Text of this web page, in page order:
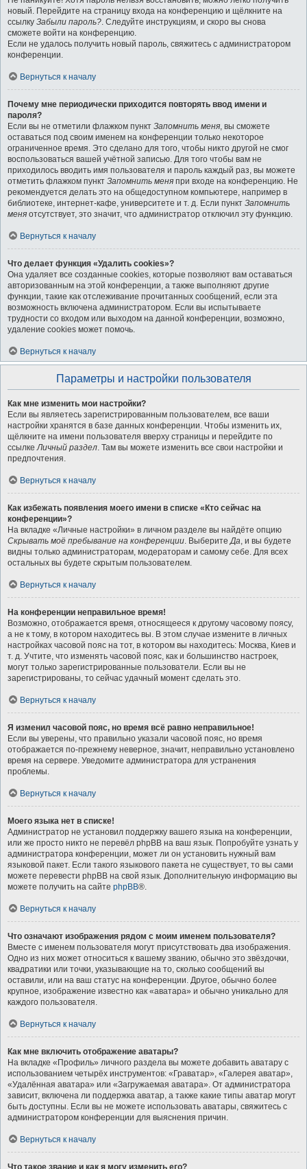
новый. Перейдите на страницу входа на конференцию и щёлкните на
ссылку Забыли пароль?. Следуйте инструкциям, и скоро вы снова
сможете войти на конференцию.
Если не удалось получить новый пароль, свяжитесь с администратором
конференции.
Вернуться к началу
Почему мне периодически приходится повторять ввод имени и
пароля?
Если вы не отметили флажком пункт Запомнить меня, вы сможете
оставаться под своим именем на конференции только некоторое
ограниченное время. Это сделано для того, чтобы никто другой не смог
воспользоваться вашей учётной записью. Для того чтобы вам не
приходилось вводить имя пользователя и пароль каждый раз, вы можете
отметить флажком пункт Запомнить меня при входе на конференцию. Не
рекомендуется делать это на общедоступном компьютере, например в
библиотеке, интернет-кафе, университете и т. д. Если пункт Запомнить
меня отсутствует, это значит, что администратор отключил эту функцию.
Вернуться к началу
Что делает функция «Удалить cookies»?
Она удаляет все созданные cookies, которые позволяют вам оставаться
авторизованным на этой конференции, а также выполняют другие
функции, такие как отслеживание прочитанных сообщений, если эта
возможность включена администратором. Если вы испытываете
трудности со входом или выходом на данной конференции, возможно,
удаление cookies может помочь.
Вернуться к началу
Параметры и настройки пользователя
Как мне изменить мои настройки?
Если вы являетесь зарегистрированным пользователем, все ваши
настройки хранятся в базе данных конференции. Чтобы изменить их,
щёлкните на имени пользователя вверху страницы и перейдите по
ссылкеЛичный раздел. Там вы можете изменить все свои настройки и
предпочтения.
Вернуться к началу
Как избежать появления моего имени в списке «Кто сейчас на
конференции»?
На вкладке «Личные настройки» в личном разделе вы найдёте опцию
Скрывать моё пребывание на конференции. ВыберитеДа, и вы будете
видны только администраторам, модераторам и самому себе. Для всех
остальных вы будете скрытым пользователем.
Вернуться к началу
На конференции неправильное время!
Возможно, отображается время, относящееся к другому часовому поясу,
а не к тому, в котором находитесь вы. В этом случае измените в личных
настройках часовой пояс на тот, в котором вы находитесь: Москва, Киев и
т. д. Учтите, что изменять часовой пояс, как и большинство настроек,
могут только зарегистрированные пользователи. Если вы не
зарегистрированы, то сейчас удачный момент сделать это.
Вернуться к началу
Я изменил часовой пояс, но время всё равно неправильное!
Если вы уверены, что правильно указали часовой пояс, но время
отображается по-прежнему неверное, значит, неправильно установлено
время на сервере. Уведомите администратора для устранения
проблемы.
Вернуться к началу
Моего языка нет в списке!
Администратор не установил поддержку вашего языка на конференции,
или же просто никто не перевёл phpBB на ваш язык. Попробуйте узнать у
администратора конференции, может ли он установить нужный вам
языковой пакет. Если такого языкового пакета не существует, то вы сами
можете перевести phpBB на свой язык. Дополнительную информацию вы
можете получить на сайте phpBB®.
Вернуться к началу
Что означают изображения рядом с моим именем пользователя?
Вместе с именем пользователя могут присутствовать два изображения.
Одно из них может относиться к вашему званию, обычно это звёздочки,
квадратики или точки, указывающие на то, сколько сообщений вы
оставили, или на ваш статус на конференции. Другое, обычно более
крупное, изображение известно как «аватара» и обычно уникально для
каждого пользователя.
Вернуться к началу
Как мне включить отображение аватары?
На вкладке «Профиль» личного раздела вы можете добавить аватару с
использованием четырёх инструментов: «Граватар», «Галерея аватар»,
«Удалённая аватара» или «Загружаемая аватара». От администратора
зависит, включена ли поддержка аватар, а также какие типы аватар могут
быть доступны. Если вы не можете использовать аватары, свяжитесь с
администратором конференции для выяснения причин.
Вернуться к началу
Что такое звание и как я могу изменить его?